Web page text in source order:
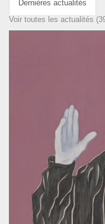
Dernières actualités
Voir toutes les actualités